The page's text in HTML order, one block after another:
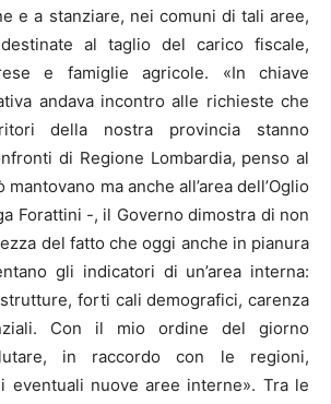
e a stanziare, nei comuni di tali aree,
al taglio del carico fiscale,
e famiglie agricole. «In chiave
andava incontro alle richieste che
della nostra provincia stanno
di Regione Lombardia, penso al
ma anche all’area dell’Oglio
Forattini -, il Governo dimostra di non
del fatto che oggi anche in pianura
gli indicatori di un’area interna:
forti cali demografici, carenza
Con il mio ordine del giorno
in raccordo con le regioni,
eventuali nuove aree interne». Tra le